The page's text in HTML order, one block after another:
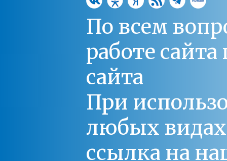
По всем
работе
сайта
При
любых
ссылка на